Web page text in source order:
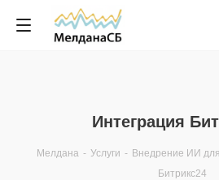
Интеграция
Мелдана - Услуги - Внедрение ИИ
Битрикс24